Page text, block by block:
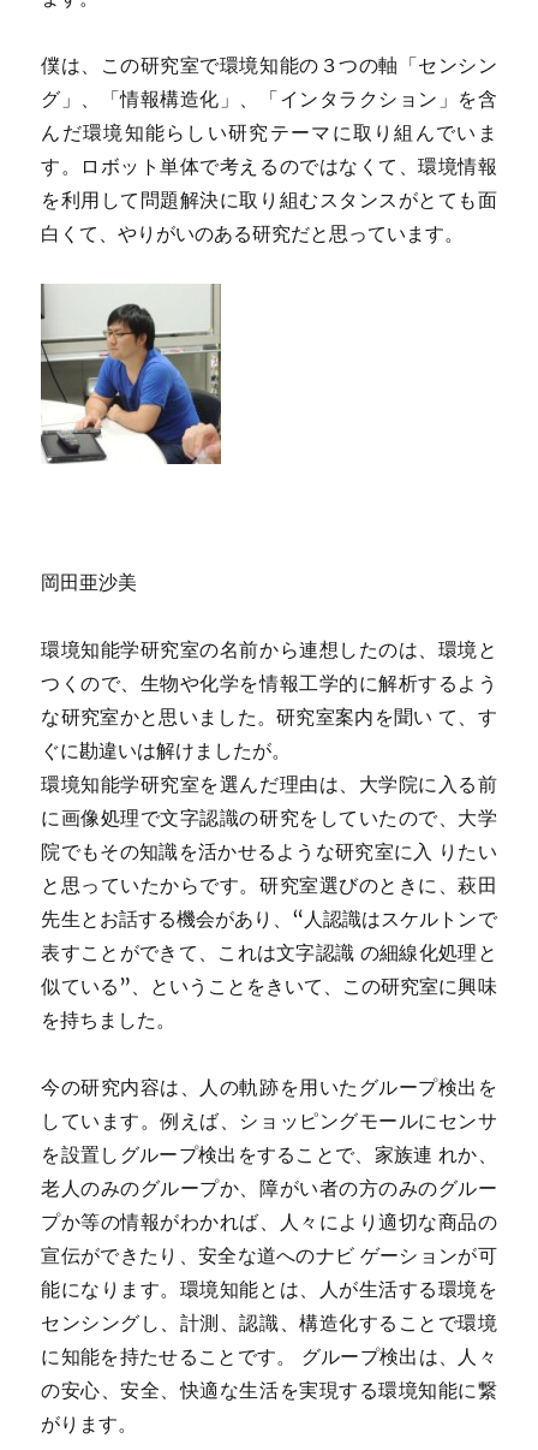
僕は、この研究室で環境知能の３つの軸「センシン
グ」、「情報構造化」、「インタラクション」を含
んだ環境知能らしい研究テーマに取り組んでいま
す。ロボット単体で考えるのではなくて、環境情報
を利用して問題解決に取り組むスタンスがとても面
白くて、やりがいのある研究だと思っています。
岡田亜沙美
環境知能学研究室の名前から連想したのは、環境と
つくので、生物や化学を情報工学的に解析するよう
な研究室かと思いました。研究室案内を聞い て、す
ぐに勘違いは解けましたが。
環境知能学研究室を選んだ理由は、大学院に入る前
に画像処理で文字認識の研究をしていたので、大学
院でもその知識を活かせるような研究室に入 りたい
と思っていたからです。研究室選びのときに、萩田
先生とお話する機会があり、“人認識はスケルトンで
表すことができて、これは文字認識 の細線化処理と
似ている”、ということをきいて、この研究室に興味
を持ちました。
今の研究内容は、人の軌跡を用いたグループ検出を
しています。例えば、ショッピングモールにセンサ
を設置しグループ検出をすることで、家族連 れか、
老人のみのグループか、障がい者の方のみのグルー
プか等の情報がわかれば、人々により適切な商品の
宣伝ができたり、安全な道へのナビ ゲーションが可
能になります。環境知能とは、人が生活する環境を
センシングし、計測、認識、構造化することで環境
に知能を持たせることです。 グループ検出は、人々
の安心、安全、快適な生活を実現する環境知能に繋
がります。